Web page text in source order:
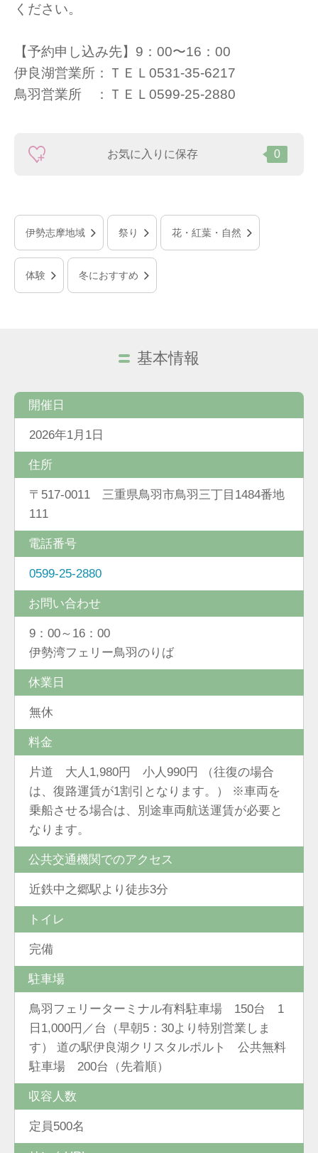
ください。
【予約申し込み先】9：00〜16：00
伊良湖営業所：ＴＥＬ0531-35-6217
鳥羽営業所 ：ＴＥＬ0599-25-2880
お気に入りに保存 0
伊勢志摩地域 祭り 花・紅葉・自然
体験 冬におすすめ
基本情報
開催日
2026年1月1日
住所
〒517-0011 三重県鳥羽市鳥羽三丁目1484番地
111
電話番号
0599-25-2880
お問い合わせ
9：00～16：00
伊勢湾フェリー鳥羽のりば
休業日
無休
料金
片道 大人1,980円 小人990円 （往復の場合
は、復路運賃が1割引となります。） ※車両を
乗船させる場合は、別途車両航送運賃が必要と
なります。
公共交通機関でのアクセス
近鉄中之郷駅より徒歩3分
トイレ
完備
駐車場
鳥羽フェリーターミナル有料駐車場 150台 1
日1,000円／台（早朝5：30より特別営業しま
す） 道の駅伊良湖クリスタルポルト 公共無料
駐車場 200台（先着順）
収容人数
定員500名